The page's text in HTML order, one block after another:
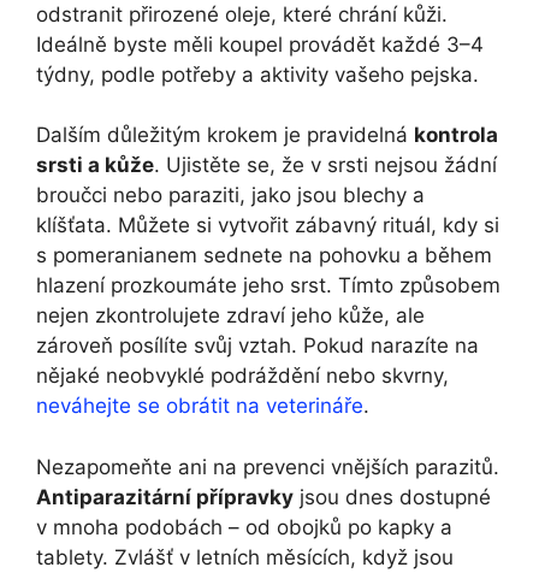
odstranit přirozené oleje, které chrání kůži.
Ideálně byste měli koupel provádět každé 3–4
týdny, podle potřeby a aktivity vašeho pejska.
Dalším důležitým krokem je pravidelná kontrola
srsti a kůže. Ujistěte se, že v srsti nejsou žádní
broučci nebo paraziti, jako jsou blechy a
klíšťata. Můžete si vytvořit zábavný rituál, kdy si
s pomeranianem sednete na pohovku a během
hlazení prozkoumáte jeho srst. Tímto způsobem
nejen zkontrolujete zdraví jeho kůže, ale
zároveň posílíte svůj vztah. Pokud narazíte na
nějaké neobvyklé podráždění nebo skvrny,
neváhejte se obrátit na veterináře.
Nezapomeňte ani na prevenci vnějších parazitů.
Antiparazitární přípravky jsou dnes dostupné
v mnoha podobách – od obojků po kapky a
tablety. Zvlášť v letních měsících, když jsou